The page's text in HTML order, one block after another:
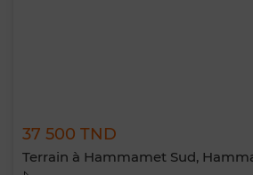
37 500 TND
Terrain à Hammamet Sud,